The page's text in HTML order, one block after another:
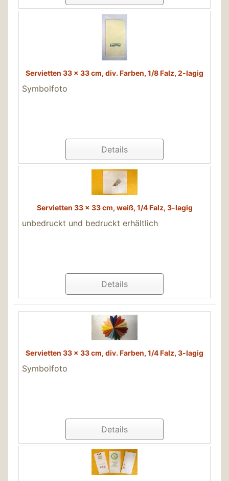
Servietten 33 x 33 cm, div. Farben, 1/8 Falz, 2-lagig
Symbolfoto
Details
Servietten 33 x 33 cm, weiß, 1/4 Falz, 3-lagig
unbedruckt und bedruckt erhältlich
Details
Servietten 33 x 33 cm, div. Farben, 1/4 Falz, 3-lagig
Symbolfoto
Details